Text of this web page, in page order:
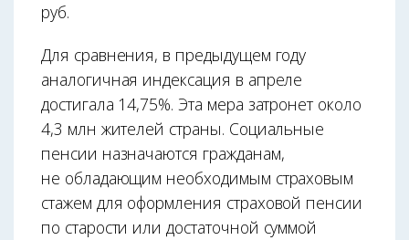
руб.
Для сравнения, в предыдущем году
аналогичная индексация в апреле
достигала 14,75%. Эта мера затронет около
4,3 млн жителей страны. Социальные
пенсии назначаются гражданам,
не обладающим необходимым страховым
стажем для оформления страховой пенсии
по старости или достаточной суммой